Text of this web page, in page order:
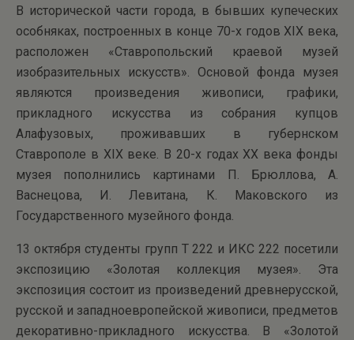
В исторической части города, в бывших купеческих
особняках, построенных в конце 70-х годов XIX века,
расположен «Ставропольский краевой музей
изобразительных искусств». Основой фонда музея
являются произведения живописи, графики,
прикладного искусства из собрания купцов
Алафузовых, проживавших в губернском
Ставрополе в XIX веке. В 20-х годах ХХ века фонды
музея пополнились картинами П. Брюллова, А.
Васнецова, И. Левитана, К. Маковского из
Государственного музейного фонда.
13 октября студенты групп Т 222 и ИКС 222 посетили
экспозицию «Золотая коллекция музея». Эта
экспозиция состоит из произведений древнерусской,
русской и западноевропейской живописи, предметов
декоративно-прикладного искусства. В «Золотой